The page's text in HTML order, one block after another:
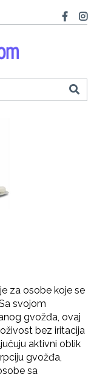
za osobe koje se
svojom
gvožđa, ovaj
bez iritacija
aktivni oblik
gvožđa,
sa